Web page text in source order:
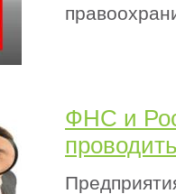
ФНС и